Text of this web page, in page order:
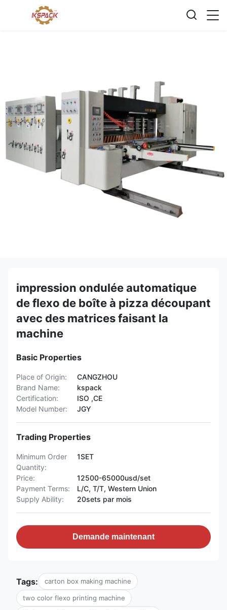
impression ondulée automatique
de flexo de boîte à pizza découpant
avec des matrices faisant la
machine
Basic Properties
Place of Origin:
CANGZHOU
Brand Name:
kspack
Certification:
ISO ,CE
Model Number:
JGY
Trading Properties
Minimum Order
Quantity:
1SET
Price:
12500-65000usd/set
Payment Terms:
L/C, T/T, Western Union
Supply Ability:
20sets par mois
Demande maintenant
Tags: carton box making machine
two color flexo printing machine